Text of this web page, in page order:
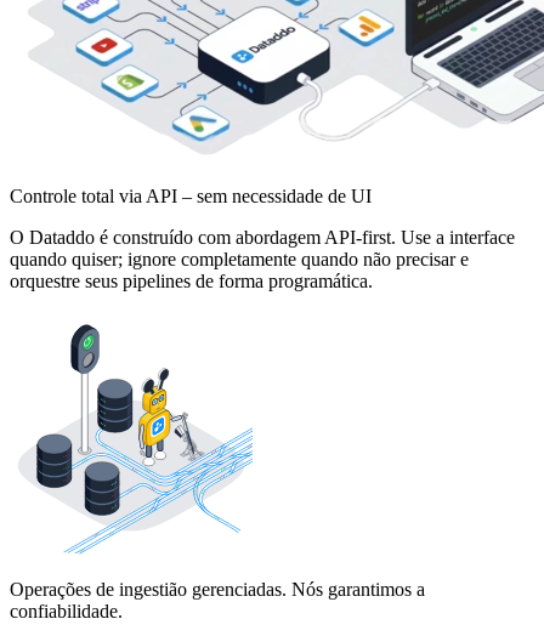
Controle total via API – sem necessidade de UI
O Dataddo é construído com abordagem API-first. Use a interface
quando quiser; ignore completamente quando não precisar e
orquestre seus pipelines de forma programática.
Operações de ingestião gerenciadas. Nós garantimos a
confiabilidade.